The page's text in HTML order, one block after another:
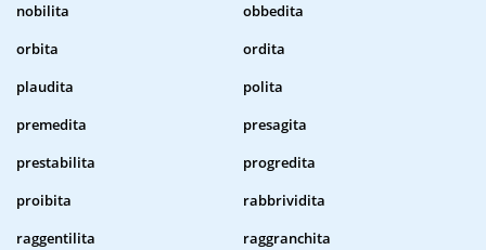
nobilita
obbedita
orbita
ordita
plaudita
polita
premedita
presagita
prestabilita
progredita
proibita
rabbrividita
raggentilita
raggranchita